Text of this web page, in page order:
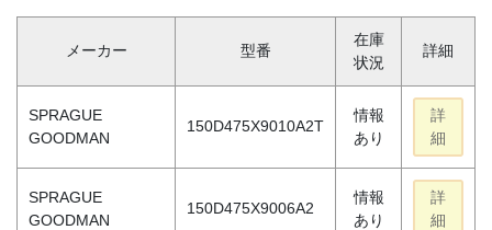
メーカー 型番
在庫
状況
詳細
SPRAGUE
GOODMAN
150D475X9010A2T
情報
あり
詳
細
SPRAGUE
GOODMAN
150D475X9006A2
情報
あり
詳
細